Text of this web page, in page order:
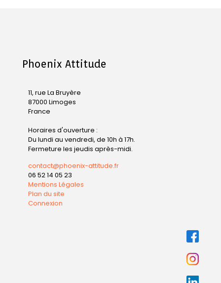
Phoenix Attitude
11, rue La Bruyère
87000 Limoges
France
Horaires d'ouverture :
Du lundi au vendredi, de 10h à 17h.
Fermeture les jeudis après-midi.
contact@phoenix-attitude.fr
06 52 14 05 23
Mentions Légales
Plan du site
Connexion